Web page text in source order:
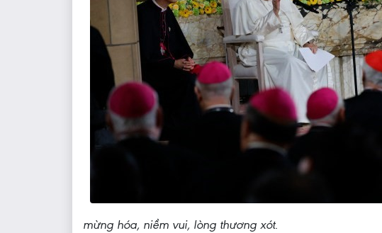
mừng hóa, niềm vui, lòng thương xót.